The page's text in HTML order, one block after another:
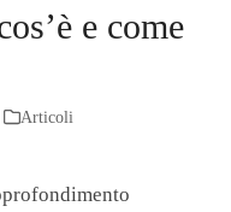
e come
Articoli